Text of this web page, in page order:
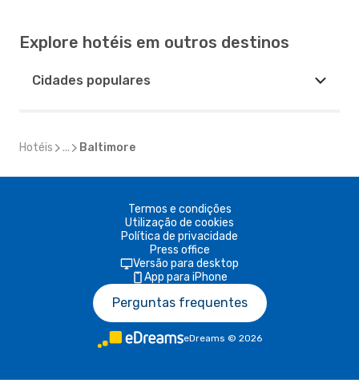
Explore hotéis em outros destinos
Cidades populares
Hotéis ... Baltimore
Termos e condições
Utilização de cookies
Política de privacidade
Press office
Versão para desktop
App para iPhone
Perguntas frequentes
eDreams © 2026